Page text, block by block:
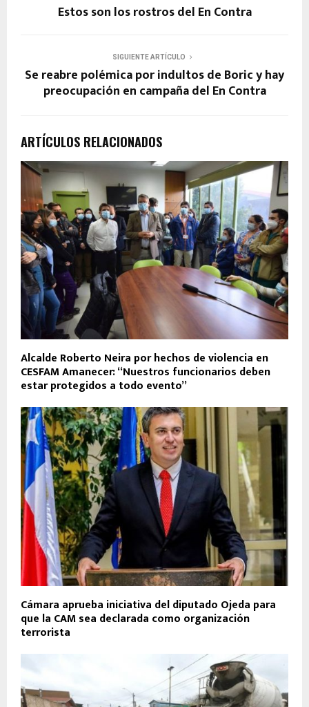
Estos son los rostros del En Contra
SIGUIENTE ARTÍCULO
Se reabre polémica por indultos de Boric y hay
preocupación en campaña del En Contra
ARTÍCULOS RELACIONADOS
Alcalde Roberto Neira por hechos de violencia en
CESFAM Amanecer: “Nuestros funcionarios deben
estar protegidos a todo evento”
Cámara aprueba iniciativa del diputado Ojeda para
que la CAM sea declarada como organización
terrorista